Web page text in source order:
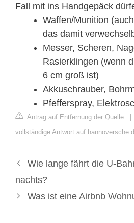
Fall mit ins Handgepäck
Waffen/Munition
das damit
Messer, Scheren,
Rasierklingen (wenn
6 cm groß ist)
Akkuschrauber,
Pfefferspray,
Antrag auf Entfernung der Quelle |
vollständige Antwort auf
Wie lange fährt die U-
nachts?
Was ist eine Airbnb